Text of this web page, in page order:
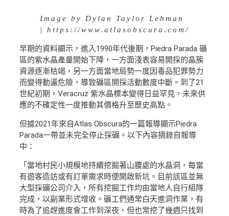
Image by Dylan Taylor Lehman
| https://www.atlasobscura.com/
早期的資料顯示，進入1990年代後期，Piedra Parada 礦
區的紫水晶產量開始下降，一方面淺表容易開採的晶簇
資源逐漸枯竭，另一方面當地局勢一度因毒品犯罪勢力
而變得動盪危險，導致礦區開採活動數度中斷。到了21
世紀初期，Veracruz 紫水晶標本變得日益罕見，未來供
應的不確定性一度推動其價格升至歷史高點。
但據2021年來自Atlas Obscura的一篇報導顯示Piedra
Parada一帶並未完全停止採礦。以下內容摘錄自報導
中：
「當地村民小規模地持續挖掘著山腰處的水晶洞，每當
有遊客造訪或有訂單需求時便開啟新坑。目前該區並無
大型採礦公司介入，所有挖掘工作均由當地人自行組隊
完成，以副業形式增收。礦工們通常白天進洞作業，有
時為了追趕進度會工作到深夜，但也常挖了幾週只找到